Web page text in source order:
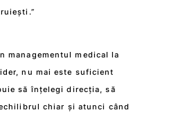
managementul medical la
nu mai este suficient
să înțelegi direcția, să
chiar și atunci când